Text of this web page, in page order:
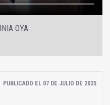
OYA
PUBLICADO EL 07 DE JULIO DE 2025